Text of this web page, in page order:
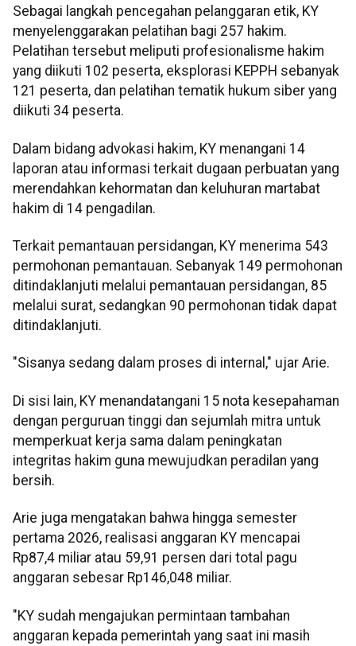
Sebagai langkah pencegahan pelanggaran etik, KY
menyelenggarakan pelatihan bagi 257 hakim.
Pelatihan tersebut meliputi profesionalisme hakim
yang diikuti 102 peserta, eksplorasi KEPPH sebanyak
121 peserta, dan pelatihan tematik hukum siber yang
diikuti 34 peserta.
Dalam bidang advokasi hakim, KY menangani 14
laporan atau informasi terkait dugaan perbuatan yang
merendahkan kehormatan dan keluhuran martabat
hakim di 14 pengadilan.
Terkait pemantauan persidangan, KY menerima 543
permohonan pemantauan. Sebanyak 149 permohonan
ditindaklanjuti melalui pemantauan persidangan, 85
melalui surat, sedangkan 90 permohonan tidak dapat
ditindaklanjuti.
"Sisanya sedang dalam proses di internal," ujar Arie.
Di sisi lain, KY menandatangani 15 nota kesepahaman
dengan perguruan tinggi dan sejumlah mitra untuk
memperkuat kerja sama dalam peningkatan
integritas hakim guna mewujudkan peradilan yang
bersih.
Arie juga mengatakan bahwa hingga semester
pertama 2026, realisasi anggaran KY mencapai
Rp87,4 miliar atau 59,91 persen dari total pagu
anggaran sebesar Rp146,048 miliar.
"KY sudah mengajukan permintaan tambahan
anggaran kepada pemerintah yang saat ini masih